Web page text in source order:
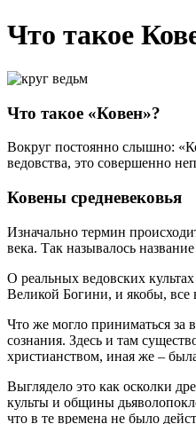
Что такое
Что такое «Ковен»?
Вокруг постоянно слышно:
ведовства, это совершенно
Ковены средневековья
Изначально термин
века. Так называлось
О реальных ведовских
Великой Богини, и якобы, все
Что же могло приниматься за
сознания. Здесь и там
христианством, иная же –
Выглядело это как осколки
культы и общины
что в те времена не было